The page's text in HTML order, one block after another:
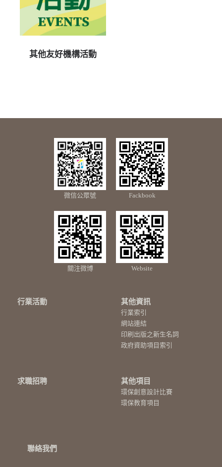
其他友好機構活動
微信公眾號 Fackbook
關注微博 Website
行業活動 其他資訊
行業索引
網站連結
印刷出版之新生名詞
政府資助項目索引
求職招聘 其他項目
環保創意設計比賽
環保教育項目
聯絡我們